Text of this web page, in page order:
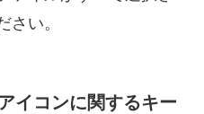
さい。
イコンに関するキー